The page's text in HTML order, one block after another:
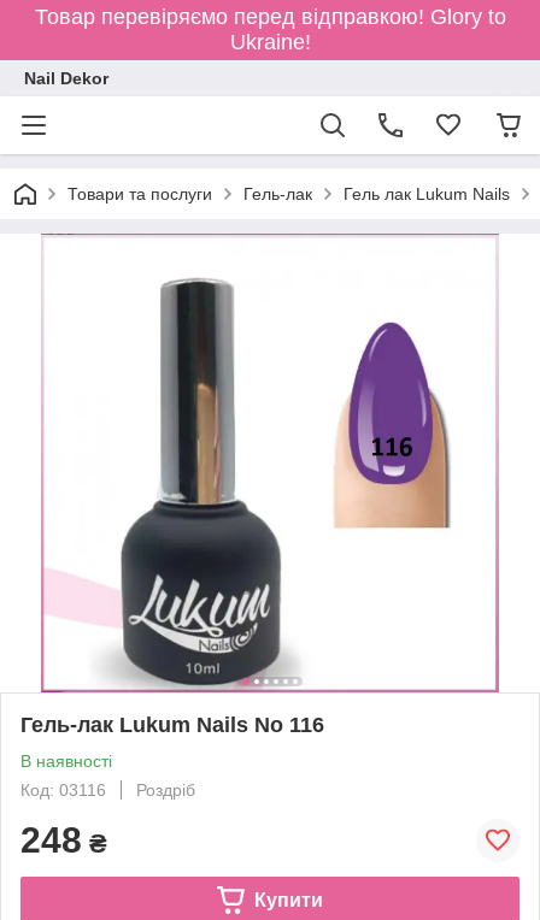
Товар перевіряємо перед відправкою! Glory to
Ukraine!
Nail Dekor
Товари та послуги Гель-лак Гель лак Lukum Nails
Гель-лак Lukum Nails No 116
В наявності
Код: 03116
Роздріб
248 ₴
Купити